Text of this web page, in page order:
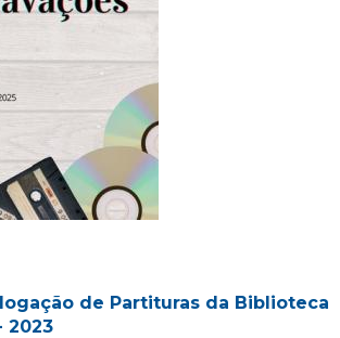
de Partituras da Biblioteca
2023